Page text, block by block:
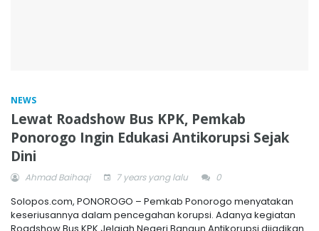
NEWS
Lewat Roadshow Bus KPK, Pemkab
Ponorogo Ingin Edukasi Antikorupsi Sejak
Dini
Ahmad Baihaqi 7 years yang lalu 0
Solopos.com, PONOROGO – Pemkab Ponorogo menyatakan
keseriusannya dalam pencegahan korupsi. Adanya kegiatan